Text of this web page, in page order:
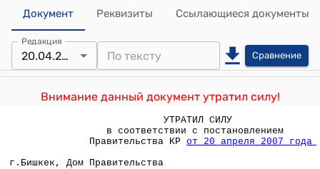
Документ Реквизиты Ссылающиеся документы
Редакция
20.04.2007 Сравнение
Внимание данный документ утратил силу!